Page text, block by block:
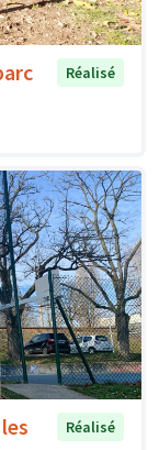
Réalisé
Réalisé